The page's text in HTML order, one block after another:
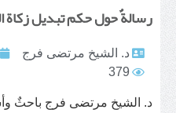
رسالةٌ حول حكم تبديل زكاة
د. الشيخ مرتضى فرج
379
د. الشيخ مرتضى فرج باحثٌ